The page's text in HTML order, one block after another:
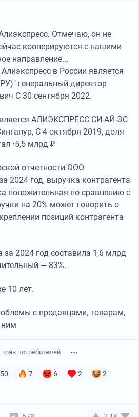
Отмечаю, он не
кооперируются с нашими
направление...
в России является
генеральный директор
С 30 сентября 2022.
АЛИЭКСПРЕСС СИ-АЙ-ЭС
С 4 октября 2019, доля
•5,5 млрд ₽
отчетности ООО
2024 год, выручка контрагента
положительная по сравнению с
на 20% может говорить о
позиций контрагента
за 2024 год составила 1,6 млрд
— 83%.
10 лет.
с продавцами, товарам,
потребителей
50 7 6 2
2